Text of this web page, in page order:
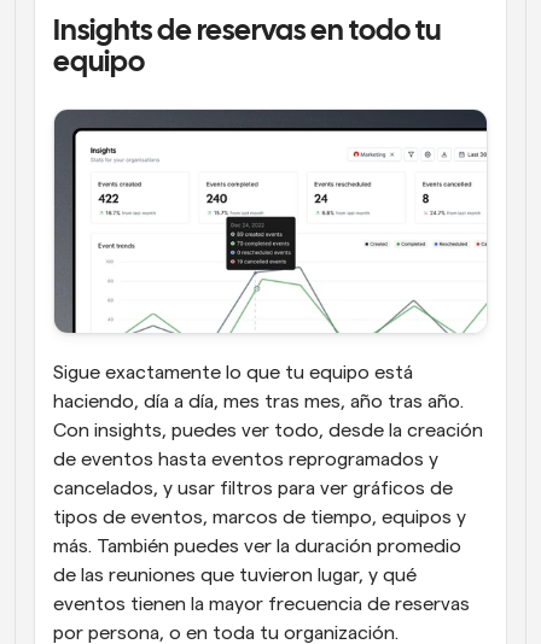
Insights de reservas en todo tu
equipo
Sigue exactamente lo que tu equipo está
haciendo, día a día, mes tras mes, año tras año.
Con insights, puedes ver todo, desde la creación
de eventos hasta eventos reprogramados y
cancelados, y usar filtros para ver gráficos de
tipos de eventos, marcos de tiempo, equipos y
más. También puedes ver la duración promedio
de las reuniones que tuvieron lugar, y qué
eventos tienen la mayor frecuencia de reservas
por persona, o en toda tu organización.